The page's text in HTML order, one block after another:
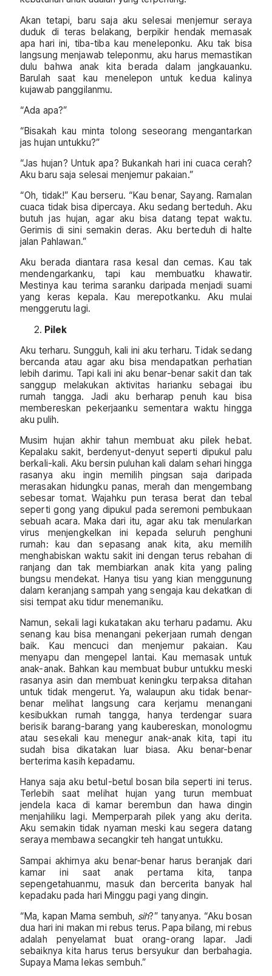
Akan tetapi, baru saja aku selesai menjemur seraya
duduk di teras belakang, berpikir hendak memasak
apa hari ini, tiba-tiba kau meneleponku. Aku tak bisa
langsung menjawab teleponmu, aku harus memastikan
dulu bahwa anak kita berada dalam jangkauanku.
Barulah saat kau menelepon untuk kedua kalinya
kujawab panggilanmu.
“Ada apa?”
“Bisakah kau minta tolong seseorang mengantarkan
jas hujan untukku?”
“Jas hujan? Untuk apa? Bukankah hari ini cuaca cerah?
Aku baru saja selesai menjemur pakaian.”
“Oh, tidak!” Kau berseru. “Kau benar, Sayang. Ramalan
cuaca tidak bisa dipercaya. Aku sedang berteduh. Aku
butuh jas hujan, agar aku bisa datang tepat waktu.
Gerimis di sini semakin deras. Aku berteduh di halte
jalan Pahlawan.”
Aku berada diantara rasa kesal dan cemas. Kau tak
mendengarkanku, tapi kau membuatku khawatir.
Mestinya kau terima saranku daripada menjadi suami
yang keras kepala. Kau merepotkanku. Aku mulai
menggerutu lagi.
Pilek
Aku terharu. Sungguh, kali ini aku terharu. Tidak sedang
bercanda atau agar aku bisa mendapatkan perhatian
lebih darimu. Tapi kali ini aku benar-benar sakit dan tak
sanggup melakukan aktivitas harianku sebagai ibu
rumah tangga. Jadi aku berharap penuh kau bisa
membereskan pekerjaanku sementara waktu hingga
aku pulih.
Musim hujan akhir tahun membuat aku pilek hebat.
Kepalaku sakit, berdenyut-denyut seperti dipukul palu
berkali-kali. Aku bersin puluhan kali dalam sehari hingga
rasanya aku ingin memilih pingsan saja daripada
merasakan hidungku panas, merah dan mengembang
sebesar tomat. Wajahku pun terasa berat dan tebal
seperti gong yang dipukul pada seremoni pembukaan
sebuah acara. Maka dari itu, agar aku tak menularkan
virus menjengkelkan ini kepada seluruh penghuni
rumah: kau dan sepasang anak kita, aku memilih
menghabiskan waktu sakit ini dengan terus rebahan di
ranjang dan tak membiarkan anak kita yang paling
bungsu mendekat. Hanya tisu yang kian menggunung
dalam keranjang sampah yang sengaja kau dekatkan di
sisi tempat aku tidur menemaniku.
Namun, sekali lagi kukatakan aku terharu padamu. Aku
senang kau bisa menangani pekerjaan rumah dengan
baik. Kau mencuci dan menjemur pakaian. Kau
menyapu dan mengepel lantai. Kau memasak untuk
anak-anak. Bahkan kau membuat bubur untukku meski
rasanya asin dan membuat keningku terpaksa ditahan
untuk tidak mengerut. Ya, walaupun aku tidak benar-
benar melihat langsung cara kerjamu menangani
kesibukkan rumah tangga, hanya terdengar suara
berisik barang-barang yang kaubereskan, monologmu
atau sesekali kau menegur anak-anak kita, tapi itu
sudah bisa dikatakan luar biasa. Aku benar-benar
berterima kasih kepadamu.
Hanya saja aku betul-betul bosan bila seperti ini terus.
Terlebih saat melihat hujan yang turun membuat
jendela kaca di kamar berembun dan hawa dingin
menjahiliku lagi. Memperparah pilek yang aku derita.
Aku semakin tidak nyaman meski kau segera datang
seraya membawa secangkir teh hangat untukku.
Sampai akhirnya aku benar-benar harus beranjak dari
kamar ini saat anak pertama kita, tanpa
sepengetahuanmu, masuk dan bercerita banyak hal
kepadaku pada hari Minggu pagi yang dingin.
“Ma, kapan Mama sembuh, sih?” tanyanya. “Aku bosan
dua hari ini makan mi rebus terus. Papa bilang, mi rebus
adalah penyelamat buat orang-orang lapar. Jadi
sebaiknya kita harus terus bersyukur dan berbahagia.
Supaya Mama lekas sembuh.”